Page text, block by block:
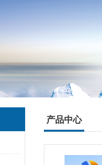
产品中心